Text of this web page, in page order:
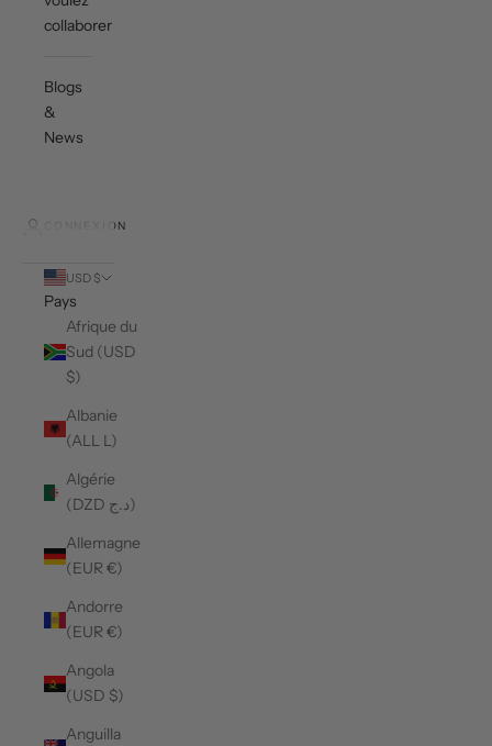
collaborer ?
Blogs
&
News
CONNEXION
USD $
Pays
Afrique du
Sud (USD
$)
Albanie
(ALL L)
Algérie
(DZD د.ج)
Allemagne
(EUR €)
Andorre
(EUR €)
Angola
(USD $)
Anguilla